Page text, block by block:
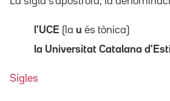
l'UCE (la u és tònica)
la Universitat Catalana
Sigles